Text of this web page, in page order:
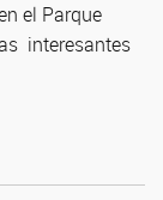
el Parque
interesantes